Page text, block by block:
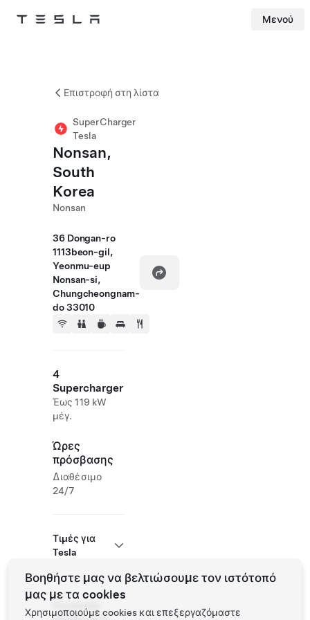
Tesla Μενού
Επιστροφή στη λίστα
SuperCharger
Tesla
Nonsan,
South
Korea
Nonsan
36 Dongan-ro
1113beon-gil,
Yeonmu-eup
Nonsan-si,
Chungcheongnam-
do 33010
4
Supercharger
Έως 119 kW
μέγ.
Ώρες
πρόσβασης
Διαθέσιμο
24/7
Τιμές για
Tesla
Roadside
Βοηθήστε μας να βελτιώσουμε τον ιστότοπό
μας με τα cookies
Χρησιμοποιούμε cookies και επεξεργαζόμαστε